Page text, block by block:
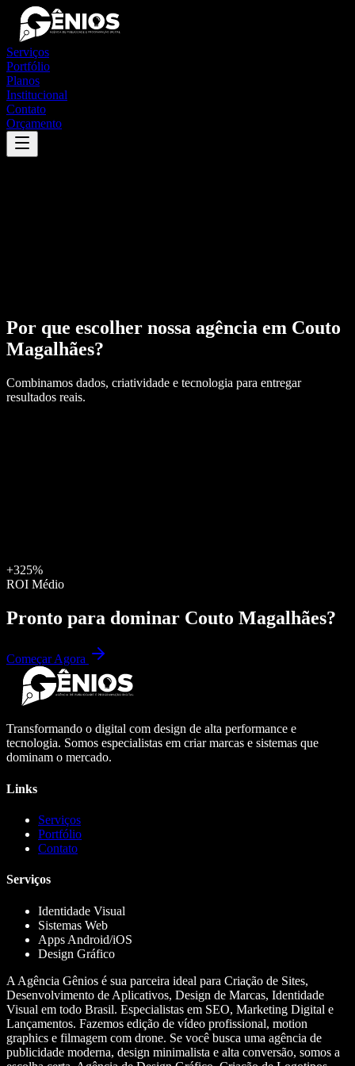
Serviços
Portfólio
Planos
Institucional
Contato
Orçamento
Por que escolher nossa agência em Couto
Magalhães?
Combinamos dados, criatividade e tecnologia para entregar
resultados reais.
+325%
ROI Médio
Pronto para dominar Couto Magalhães?
Começar Agora
Transformando o digital com design de alta performance e
tecnologia. Somos especialistas em criar marcas e sistemas que
dominam o mercado.
Links
Serviços
Portfólio
Contato
Serviços
Identidade Visual
Sistemas Web
Apps Android/iOS
Design Gráfico
A Agência Gênios é sua parceira ideal para Criação de Sites,
Desenvolvimento de Aplicativos, Design de Marcas, Identidade
Visual em todo Brasil. Especialistas em SEO, Marketing Digital e
Lançamentos. Fazemos edição de vídeo profissional, motion
graphics e filmagem com drone. Se você busca uma agência de
publicidade moderna, design minimalista e alta conversão, somos a